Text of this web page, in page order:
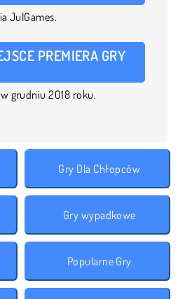
JulGames.
PREMIERA GRY
grudniu 2018 roku.
Gry Dla Chłopców
Gry wypadkowe
Popularne Gry